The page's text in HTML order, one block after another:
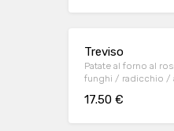
Treviso
Patate al forno al
17.50 €